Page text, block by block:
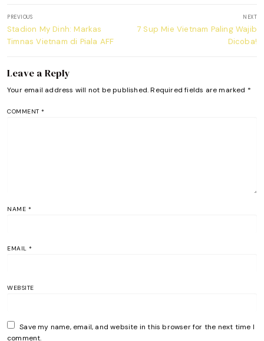
navigation
PREVIOUS
Previous
post:
Stadion My Dinh: Markas
Timnas Vietnam di Piala AFF
NEXT
Next
7 Sup Mie Vietnam Paling Wajib
Dicoba!
Leave a Reply
Your email address will not be published. Required fields are marked *
COMMENT *
NAME *
EMAIL *
WEBSITE
Save my name, email, and website in this browser for the next time I
comment.